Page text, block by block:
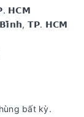
𝗛𝗖𝗠
𝗧𝗣. 𝗛𝗖𝗠
bất kỳ.